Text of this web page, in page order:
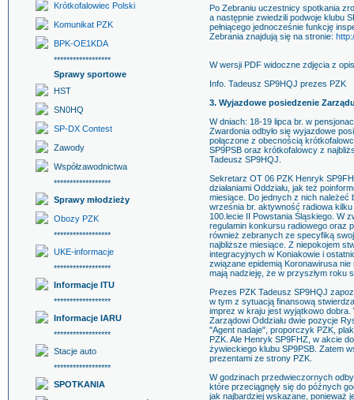
Krótkofalowiec Polski
Komunikat PZK
BPK-OE1KDA
******************
Sprawy sportowe
HST
SN0HQ
SP-DX Contest
Zawody
Współzawodnictwa
******************
Sprawy młodzieży
Obozy PZK
******************
UKE-informacje
******************
Informacje ITU
******************
Informacje IARU
******************
Stacje auto
******************
SPOTKANIA
Po Zebraniu uczestnicy spotkania
a następnie zwiedzili podwoje klubu
pełniącego jednocześnie funkcję
Zebrania znajdują się na stronie:
W wersji PDF widoczne zdjęcia z
Info. Tadeusz SP9HQJ prezes PZK
3. Wyjazdowe posiedzenie
W dniach: 18-19 lipca br. w
Zwardonia odbyło się wyjazdowe
połączone z obecnością
SP9PSB oraz krótkofalowcy z
Tadeusz SP9HQJ.
Sekretarz OT 06 PZK Henryk
działaniami Oddziału, jak też
miesiące. Do jednych z nich należeć
września br. aktywność radiowa
100.lecie II Powstania Śląskiego. W
regulamin konkursu radiowego oraz
również zebranych ze specyfiką
najbliższe miesiące. Z niepokojem
integracyjnych w Koniakowie i
związane epidemią Koronawirusa
mają nadzieję, że w przyszłym roku
Prezes PZK Tadeusz SP9HQJ
w tym z sytuacją finansową
imprez w kraju jest wyjątkowo
Zarządowi Oddziału dwie pozycje
"Agent nadaje", proporczyk PZK,
PZK. Ale Henryk SP9FHZ, w akcie
żywieckiego klubu SP9PSB. Zatem
prezentami ze strony PZK.
W godzinach przedwieczornych
które przeciągnęły się do późnych
jak najbardziej wskazane, ponieważ